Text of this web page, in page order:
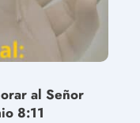
al Señor
8:11